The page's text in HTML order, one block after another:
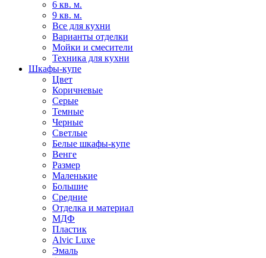
6 кв. м.
9 кв. м.
Все для кухни
Варианты отделки
Мойки и смесители
Техника для кухни
Шкафы-купе
Цвет
Коричневые
Серые
Темные
Черные
Светлые
Белые шкафы-купе
Венге
Размер
Маленькие
Большие
Средние
Отделка и материал
МДФ
Пластик
Alvic Luxe
Эмаль